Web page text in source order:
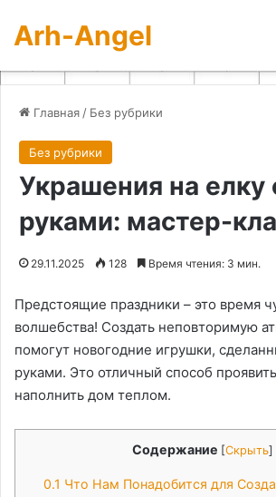
Arh-Angel
Главная / Без рубрики
Без рубрики
Украшения на елку
руками: мастер-
29.11.2025 128 Время чтения: 3 мин.
Предстоящие праздники – это время
волшебства! Создать неповторимую
помогут новогодние игрушки,
руками. Это отличный способ
наполнить дом теплом.
Содержание [Скрыть]
0.1 Что Нам Понадобится для